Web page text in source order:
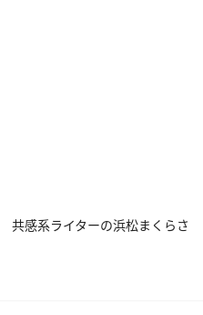
感系ライターの浜松まくらさ